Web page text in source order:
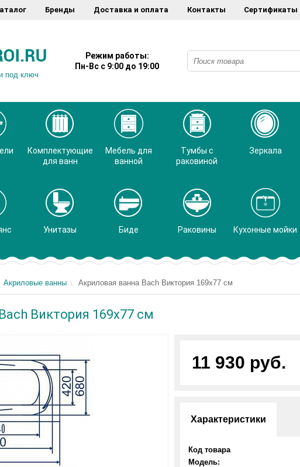
Бренды Доставка и оплата Контакты Сертификаты
под ключ
Режим работы:
Пн-Вс с 9:00 до 19:00
Комплектующие
для ванн
Мебель для
ванной
Тумбы с
раковиной
Зеркала
Унитазы Биде Раковины Кухонные мойки
Акриловые ванны Акриловая ванна Bach Виктория 169х77 см
Виктория 169х77 см
11 930 руб.
Характеристики
Код товара
Модель: